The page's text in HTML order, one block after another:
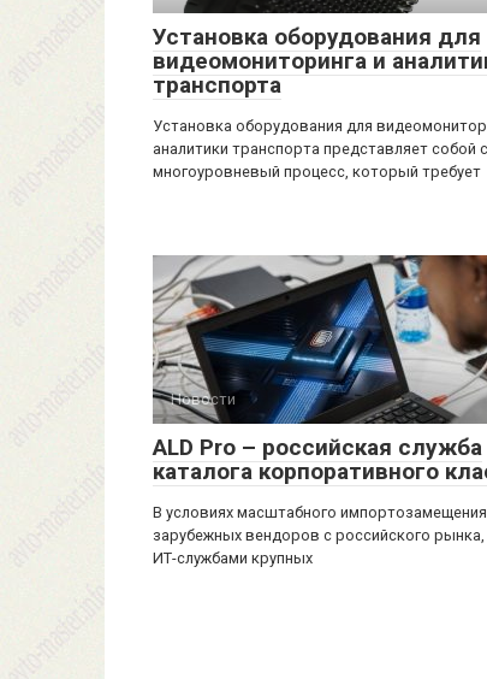
Установка оборудования для
видеомониторинга и
транспорта
Установка оборудования для
аналитики транспорта представляет собой
многоуровневый процесс, который требует
Новости
ALD Pro – российская служба
каталога корпоративного
В условиях масштабного импортозамещения
зарубежных вендоров с российского
ИТ-службами крупных